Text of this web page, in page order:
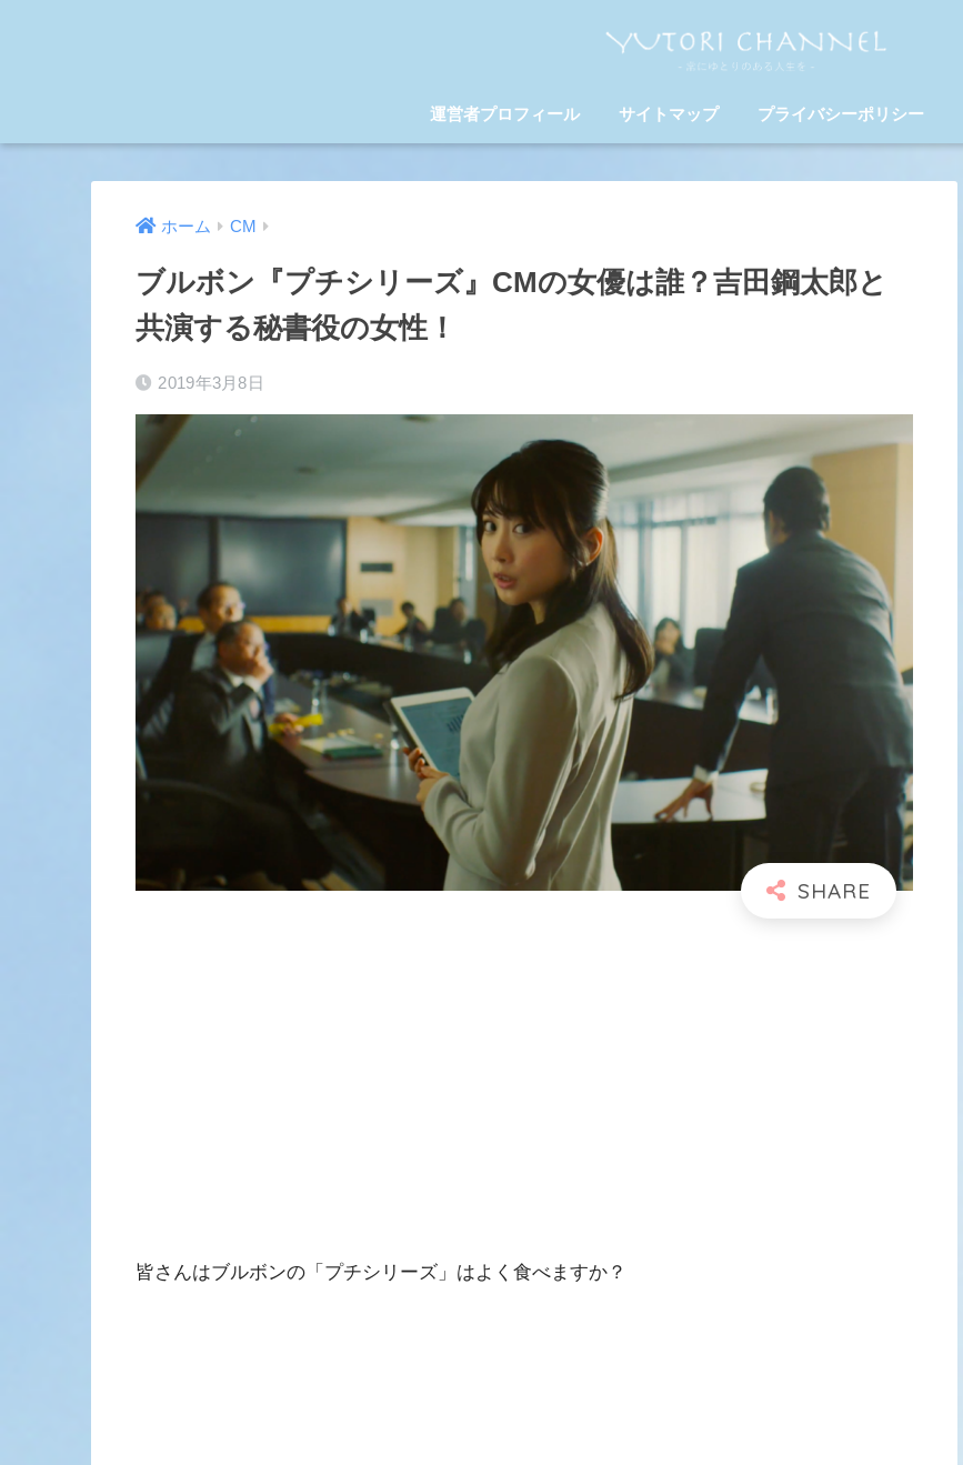
運営者プロフィール サイトマップ プライバシーポリシー
ホーム CM
ブルボン『プチシリーズ』CMの女優は誰？吉田鋼太郎と
共演する秘書役の女性！
2019年3月8日
皆さんはブルボンの「プチシリーズ」はよく食べますか？